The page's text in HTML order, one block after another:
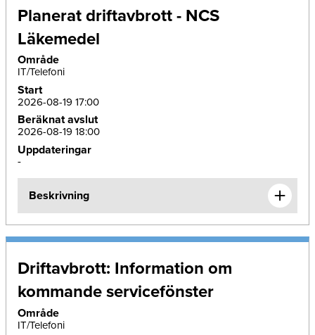
Planerat driftavbrott - NCS
Läkemedel
Område
IT/Telefoni
Start
2026-08-19 17:00
Beräknat avslut
2026-08-19 18:00
Uppdateringar
-
Beskrivning
Driftavbrott: Information om
kommande servicefönster
Område
IT/Telefoni